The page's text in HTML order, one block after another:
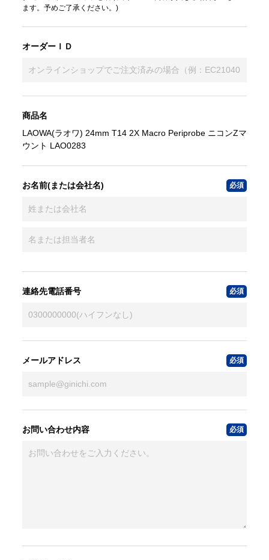
ます。予めご了承ください。)
オーダーＩＤ
商品名
LAOWA(ラオワ) 24mm T14 2X Macro Periprobe ニコンZマ
ウント LAO0283
お名前(または会社名)
連絡先電話番号
メールアドレス
お問い合わせ内容